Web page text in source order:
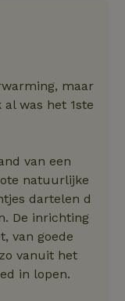
maar
was het 1ste
van een
natuurlijke
dartelen d
De inrichting
van goede
vanuit het
in lopen.